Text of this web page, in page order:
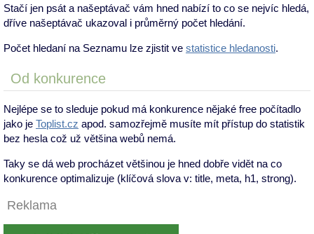
Stačí jen psát a našeptávač vám hned nabízí to co se nejvíc hledá,
dříve našeptávač ukazoval i průměrný počet hledání.
Počet hledaní na Seznamu lze zjistit ve statistice hledanosti.
Od konkurence
Nejlépe se to sleduje pokud má konkurence nějaké free počítadlo
jako je Toplist.cz apod. samozřejmě musíte mít přístup do statistik
bez hesla což už většina webů nemá.
Taky se dá web procházet většinou je hned dobře vidět na co
konkurence optimalizuje (klíčová slova v: title, meta, h1, strong).
Reklama